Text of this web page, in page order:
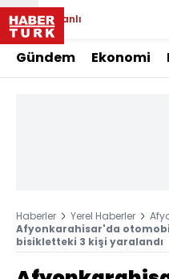
Canlı
Gündem Ekonomi
Haberler Yerel Haberler
Afyonkarahisar'da
bisikletteki 3 kişi yaralandı